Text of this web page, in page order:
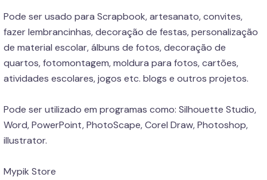
Pode ser usado para Scrapbook, artesanato, convites,
fazer lembrancinhas, decoração de festas, personalização
de material escolar, álbuns de fotos, decoração de
quartos, fotomontagem, moldura para fotos, cartões,
atividades escolares, jogos etc. blogs e outros projetos.
Pode ser utilizado em programas como: Silhouette Studio,
Word, PowerPoint, PhotoScape, Corel Draw, Photoshop,
illustrator.
Mypik Store